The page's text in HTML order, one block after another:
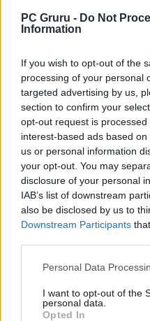
PC Gruru - Do Not
Information
If you wish to opt-out of the
processing of your personal
targeted advertising by us,
section to confirm your
opt-out request is
interest-based ads based
us or personal information
your opt-out. You may
disclosure of your personal
IAB’s list of downstream
also be disclosed by us to
Downstream Participants
Personal Data
I want to opt-out of the
personal data.
Opted In